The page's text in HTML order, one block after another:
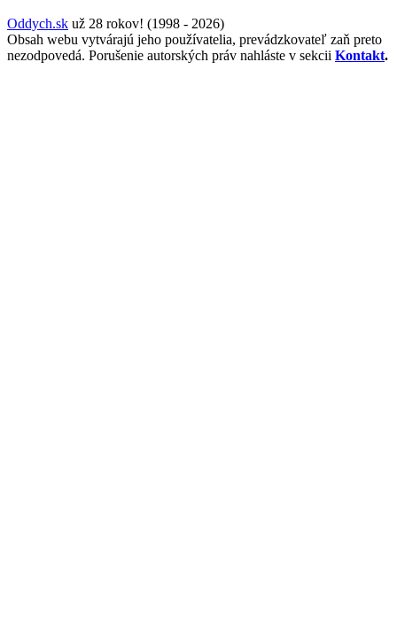
Oddych.sk už 28 rokov! (1998 - 2026)
Obsah webu vytvárajú jeho používatelia, prevádzkovateľ zaň preto
nezodpovedá. Porušenie autorských práv nahláste v sekcii Kontakt.